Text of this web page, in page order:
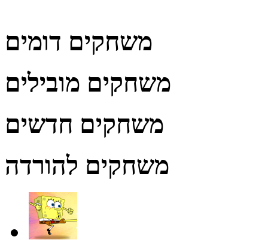
משחקים דומים
משחקים מובילים
משחקים חדשים
משחקים להורדה